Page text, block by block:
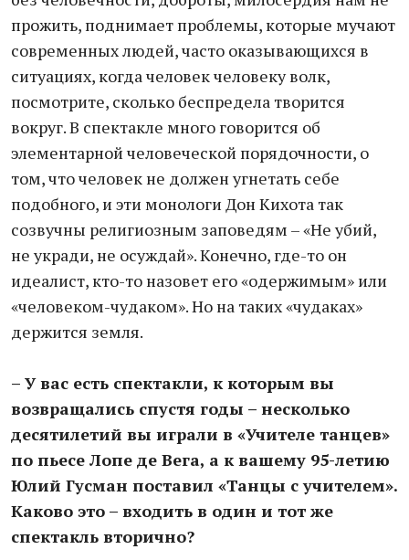
прожить, поднимает проблемы, которые мучают
современных людей, часто оказывающихся в
ситуациях, когда человек человеку волк,
посмотрите, сколько беспредела творится
вокруг. В спектакле много говорится об
элементарной человеческой порядочности, о
том, что человек не должен угнетать себе
подобного, и эти монологи Дон Кихота так
созвучны религиозным заповедям – «Не убий,
не укради, не осуждай». Конечно, где-то он
идеалист, кто-то назовет его «одержимым» или
«человеком-чудаком». Но на таких «чудаках»
держится земля.
– У вас есть спектакли, к которым вы
возвращались спустя годы – несколько
десятилетий вы играли в «Учителе танцев»
по пьесе Лопе де Вега, а к вашему 95-летию
Юлий Гусман поставил «Танцы с учителем».
Каково это – входить в один и тот же
спектакль вторично?